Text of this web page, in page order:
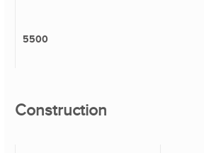
5500
Construction